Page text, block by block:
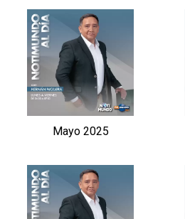
Mayo 2025